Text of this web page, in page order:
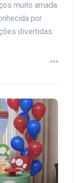
muito amada
por
divertidas.